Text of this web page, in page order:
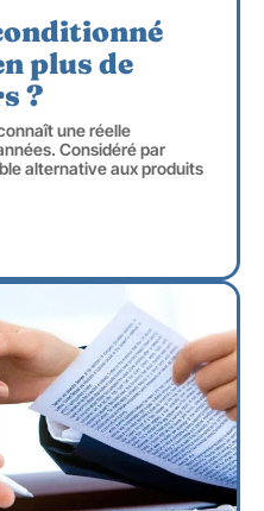
plus de
?
une réelle
Considéré par
alternative aux produits